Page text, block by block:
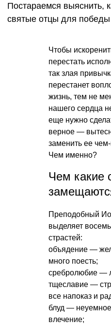
Постараемся выяснить,
святые отцы для
Чтобы
перестать
так злая
перестанет
жизнь, тем не
нашего сердца
еще нужно
верное —
заменить ее
Чем именно?
Чем какие
Преподобный
выделяет
страстей:
объядение —
много поесть;
сребролюбие —
тщеславие —
все напоказ и
блуд —
влечение;